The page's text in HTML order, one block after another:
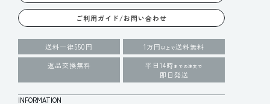
ご利用ガイド/お問い合わせ
送料一律550円 1万円 以上で送料無料
返品交換無料
平日14時 までの注文で
即日発送
INFORMATION